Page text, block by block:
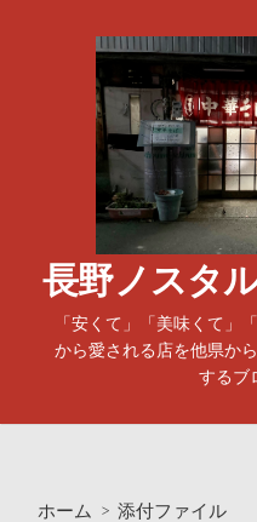
長野ノスタ
「安くて」「美味くて」
から愛される店を他県か
するブ
ホーム > 添付ファイル